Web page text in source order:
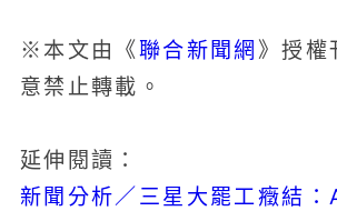
※本文由《聯合新聞網 》授權
意禁止轉載。
延伸閱讀：
新聞分析／三星大罷工癥結：